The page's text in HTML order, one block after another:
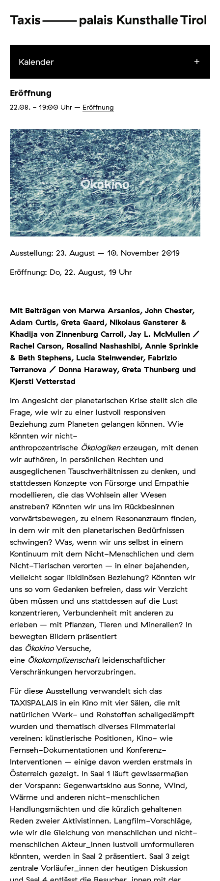
Kalender
Eröffnung
22.08. - 19:00 Uhr – Eröffnung
Ausstellung: 23. August – 10. November 2019
Eröffnung: Do, 22. August, 19 Uhr
Mit Beiträgen von Marwa Arsanios, John Chester,
Adam Curtis, Greta Gaard, Nikolaus Gansterer &
Khadija von Zinnenburg Carroll, Jay L. McMullen /
Rachel Carson, Rosalind Nashashibi, Annie Sprinkle
& Beth Stephens, Lucia Steinwender, Fabrizio
Terranova / Donna Haraway, Greta Thunberg und
Kjersti Vetterstad
Im Angesicht der planetarischen Krise stellt sich die
Frage, wie wir zu einer lustvoll responsiven
Beziehung zum Planeten gelangen können. Wie
könnten wir nicht-
anthropozentrische Ökologikenerzeugen, mit denen
wir aufhören, in persönlichen Rechten und
ausgeglichenen Tauschverhältnissen zu denken, und
stattdessen Konzepte von Fürsorge und Empathie
modellieren, die das Wohlsein aller Wesen
anstreben? Könnten wir uns im Rückbesinnen
vorwärtsbewegen, zu einem Resonanzraum finden,
in dem wir mit den planetarischen Bedürfnissen
schwingen? Was, wenn wir uns selbst in einem
Kontinuum mit dem Nicht-Menschlichen und dem
Nicht-Tierischen verorten – in einer bejahenden,
vielleicht sogar libidinösen Beziehung? Könnten wir
uns so vom Gedanken befreien, dass wir Verzicht
üben müssen und uns stattdessen auf die Lust
konzentrieren, Verbundenheit mit anderen zu
erleben – mit Pflanzen, Tieren und Mineralien? In
bewegten Bildern präsentiert
das ÖkokinoVersuche,
eine Ökokomplizenschaftleidenschaftlicher
Verschränkungen hervorzubringen.
Für diese Ausstellung verwandelt sich das
TAXISPALAIS in ein Kino mit vier Sälen, die mit
natürlichen Werk- und Rohstoffen schallgedämpft
wurden und thematisch diverses Filmmaterial
vereinen: künstlerische Positionen, Kino- wie
Fernseh-Dokumentationen und Konferenz-
Interventionen – einige davon werden erstmals in
Österreich gezeigt. In Saal 1 läuft gewissermaßen
der Vorspann: Gegenwartskino aus Sonne, Wind,
Wärme und anderen nicht-menschlichen
Handlungsmächten und die kürzlich gehaltenen
Reden zweier Aktivistinnen. Langfilm-Vorschläge,
wie wir die Gleichung von menschlichen und nicht-
menschlichen Akteur_innen lustvoll umformulieren
könnten, werden in Saal 2 präsentiert. Saal 3 zeigt
zentrale Vorläufer_innen der heutigen Diskussion